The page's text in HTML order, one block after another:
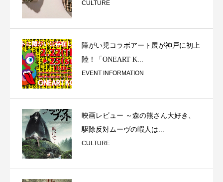
CULTURE
障がい児コラボアート展が神戸に初上
陸！「ONEART K...
EVENT INFORMATION
映画レビュー ～森の熊さん大好き、
駆除反対ムーヴの暇人は...
CULTURE